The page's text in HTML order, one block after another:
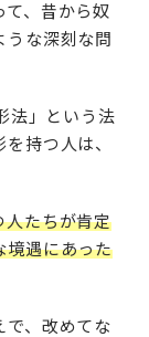
て、昔から奴
うな深刻な問
法」という法
持つ人は、
人たちが肯定
境遇にあった
で、改めてな